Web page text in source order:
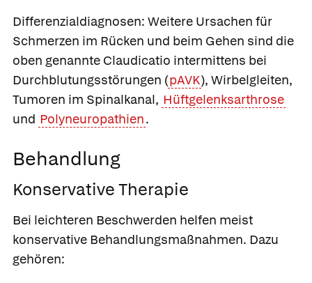
Differenzialdiagnosen: Weitere Ursachen für
Schmerzen im Rücken und beim Gehen sind die
oben genannte Claudicatio intermittens bei
Durchblutungsstörungen (pAVK), Wirbelgleiten,
Tumoren im Spinalkanal, Hüftgelenksarthrose
und Polyneuropathien.
Behandlung
Konservative Therapie
Bei leichteren Beschwerden helfen meist
konservative Behandlungsmaßnahmen. Dazu
gehören: